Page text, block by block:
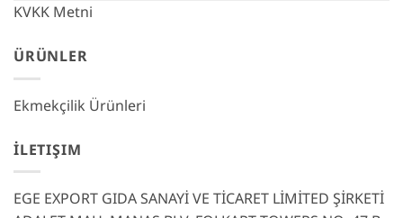
KVKK Metni
ÜRÜNLER
Ekmekçilik Ürünleri
İLETIŞIM
EGE EXPORT GIDA SANAYİ VE TİCARET LİMİTED ŞİRKETİ